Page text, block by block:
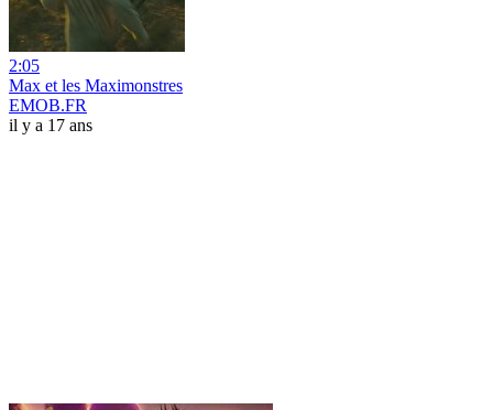
2:05
Max et les Maximonstres
EMOB.FR
il y a 17 ans